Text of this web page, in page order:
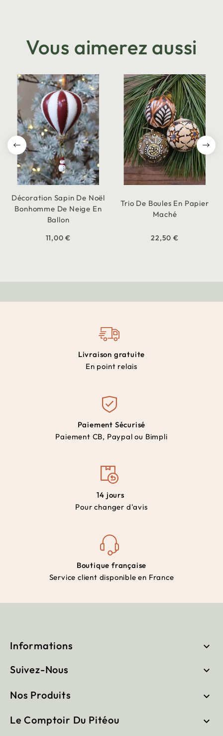
Vous aimerez aussi
Décoration Sapin De Noël
Bonhomme De Neige En
Ballon
11,00 €
Trio De Boules En Papier
Maché
22,50 €
Livraison gratuite
En point relais
Paiement Sécurisé
Paiement CB, Paypal ou Bimpli
14 jours
Pour changer d'avis
Boutique française
Service client disponible en France
Informations 
Suivez-Nous 
Nos Produits 
Le Comptoir Du Pitéou 